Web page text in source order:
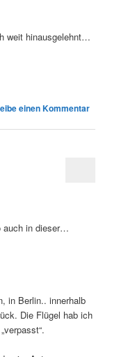
weit hinausgelehnt…
einen Kommentar
auch in dieser…
in Berlin.. innerhalb
Die Flügel hab ich